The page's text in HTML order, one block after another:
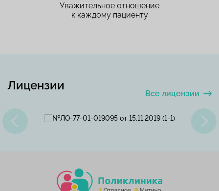
Уважительное отношение
к каждому пациенту
Лицензии
Все лицензии